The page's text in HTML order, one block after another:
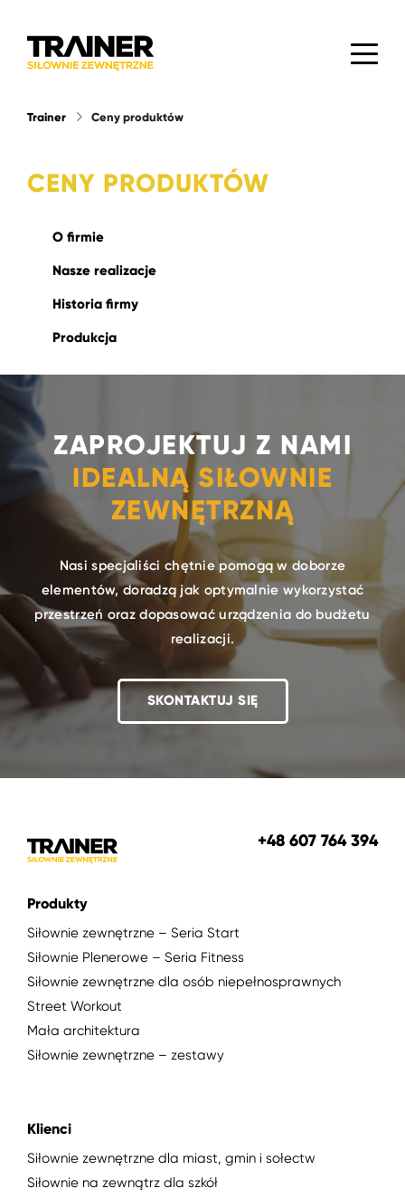
Trainer Ceny produktów
CENY PRODUKTÓW
O firmie
Nasze realizacje
Historia firmy
Produkcja
ZAPROJEKTUJ Z NAMI
IDEALNĄ SIŁOWNIE
ZEWNĘTRZNĄ
Nasi specjaliści chętnie pomogą w doborze
elementów, doradzą jak optymalnie wykorzystać
przestrzeń oraz dopasować urządzenia do budżetu
realizacji.
SKONTAKTUJ SIĘ
+48 607 764 394
Produkty
Siłownie zewnętrzne – Seria Start
Siłownie Plenerowe – Seria Fitness
Siłownie zewnętrzne dla osób niepełnosprawnych
Street Workout
Mała architektura
Siłownie zewnętrzne – zestawy
Klienci
Siłownie zewnętrzne dla miast, gmin i sołectw
Siłownie na zewnątrz dla szkół